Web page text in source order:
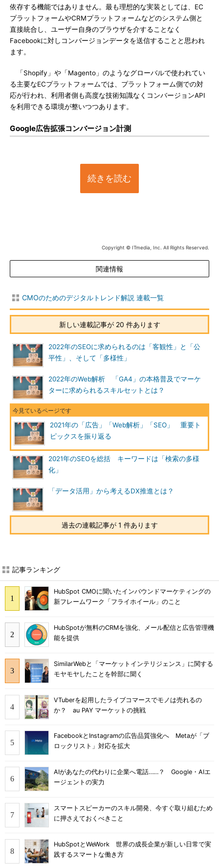
依存する機能ではありません。最も理想的な実装としては、EC
プラットフォームやCRMプラットフォームなどのシステム側と
直接統合し、ユーザー自身のブラウザを介することなく
Facebookに対しコンバージョンデータを送信することと思われ
ます。
「Shopify」や「Magento」のようなグローバルで使われてい
る主要なECプラットフォームでは、プラットフォーム側での対
応が行われ、利用者側も高度な技術知識なくコンバージョンAPI
を利用できる環境が整いつつあります。
Google広告拡張コンバージョン計測
続きを読む
Copyright © ITmedia, Inc. All Rights Reserved.
関連情報
CMOのためのデジタルトレンド解説 連載一覧
新しい連載記事が 20 件あります
2022年のSEOに求められるのは「客観性」と「公
平性」、そして「多様性」
2022年のWeb解析 「GA4」の本格普及でマーケ
ターに求められるスキルセットとは？
2021年の「広告」「Web解析」「SEO」 重要ト
ピックスを振り返る
2021年のSEOを総括 キーワードは「検索の多様
化」
「データ活用」から考えるDX推進とは？
過去の連載記事が 1 件あります
記事ランキング
HubSpot CMOに聞いたインバウンドマーケティングの
新フレームワーク「フライホイール」のこと
HubSpotが無料のCRMを強化、メール配信と広告管理機
能を提供
SimilarWebと「マーケットインテリジェンス」に関する
モヤモヤしたことを幹部に聞く
VTuberを起用したライブコマースでモノは売れるの
か？ au PAY マーケットの挑戦
FacebookとInstagramの広告品質強化へ Metaが「ブ
ロックリスト」対応を拡大
AIがあなたの代わりに企業へ電話……？ Google・AIエ
ージェントの実力
スマートスピーカーのスキル開発、今すぐ取り組むため
に押さえておくべきこと
HubSpotとWeWork 世界の成長企業が新しい日常で実
践するスマートな働き方